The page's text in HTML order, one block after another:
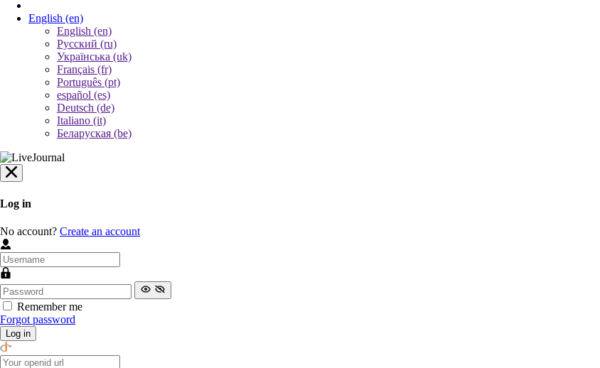
English (en)
English (en)
Русский (ru)
Українська (uk)
Français (fr)
Português (pt)
español (es)
Deutsch (de)
Italiano (it)
Беларуская (be)
Log in
No account? Create an account
Remember me
Forgot password
Log in